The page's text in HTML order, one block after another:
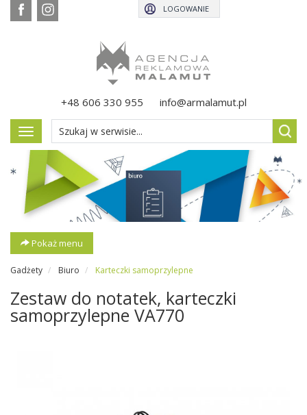
+48 606 330 955 info@armalamut.pl
LOGOWANIE
Pokaż
menu
Pokaż menu
Gadżety Biuro Karteczki samoprzylepne
Zestaw do notatek, karteczki
samoprzylepne VA770